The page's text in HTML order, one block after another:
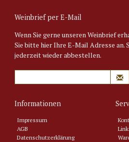
Weinbrief per E-Mail
Wenn Sie gerne unseren Weinbrief
Sie bitte hier Ihre E-Mail Adresse an.
jederzeit wieder abbestellen.
Informationen
Impressum
AGB
Datenschutzerklärung